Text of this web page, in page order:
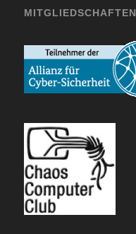
MITGLIEDSCHAFTEN